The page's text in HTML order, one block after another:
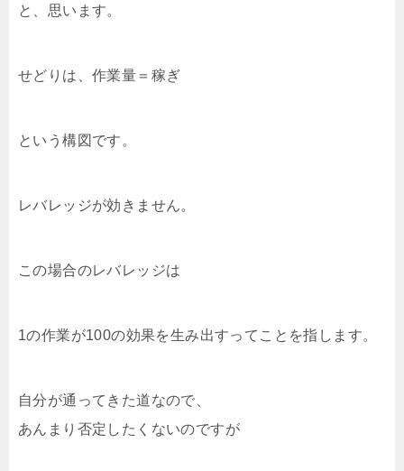
と、思います。
せどりは、作業量＝稼ぎ
という構図です。
レバレッジが効きません。
この場合のレバレッジは
1の作業が100の効果を生み出すってことを指します。
自分が通ってきた道なので、
あんまり否定したくないのですが